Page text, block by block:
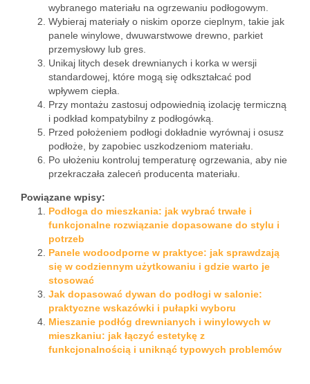
wybranego materiału na ogrzewaniu podłogowym.
Wybieraj materiały o niskim oporze cieplnym, takie jak
panele winylowe, dwuwarstwowe drewno, parkiet
przemysłowy lub gres.
Unikaj litych desek drewnianych i korka w wersji
standardowej, które mogą się odkształcać pod
wpływem ciepła.
Przy montażu zastosuj odpowiednią izolację termiczną
i podkład kompatybilny z podłogówką.
Przed położeniem podłogi dokładnie wyrównaj i osusz
podłoże, by zapobiec uszkodzeniom materiału.
Po ułożeniu kontroluj temperaturę ogrzewania, aby nie
przekraczała zaleceń producenta materiału.
Powiązane wpisy:
Podłoga do mieszkania: jak wybrać trwałe i
funkcjonalne rozwiązanie dopasowane do stylu i
potrzeb
Panele wodoodporne w praktyce: jak sprawdzają
się w codziennym użytkowaniu i gdzie warto je
stosować
Jak dopasować dywan do podłogi w salonie:
praktyczne wskazówki i pułapki wyboru
Mieszanie podłóg drewnianych i winylowych w
mieszkaniu: jak łączyć estetykę z
funkcjonalnością i uniknąć typowych problemów